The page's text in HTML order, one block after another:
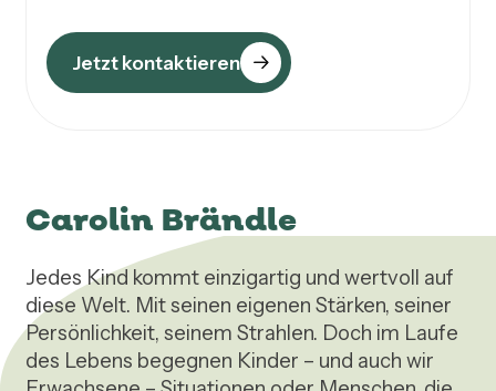
Jetzt kontaktieren
Carolin Brändle
Jedes Kind kommt einzigartig und wertvoll auf
diese Welt. Mit seinen eigenen Stärken, seiner
Persönlichkeit, seinem Strahlen. Doch im Laufe
des Lebens begegnen Kinder – und auch wir